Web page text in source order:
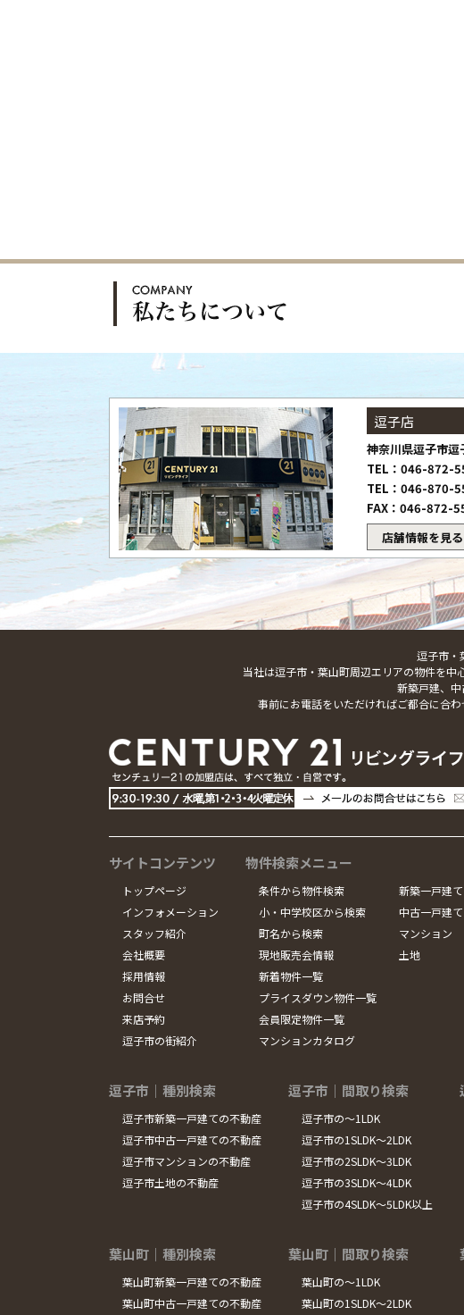
逗子店
神奈川県逗子市
TEL：046-872-
TEL：046-870-
FAX：046-872-
店舗情報を見る
逗子市・
当社は逗子市・葉山町周辺エリアの物件を中
新築戸建、中
事前にお電話をいただければご都合に合
サイトコンテンツ
トップページ
インフォメーション
スタッフ紹介
会社概要
採用情報
お問合せ
来店予約
逗子市の街紹介
物件検索メニュー
条件から物件検索
小・中学校区から検索
町名から検索
現地販売会情報
新着物件一覧
プライスダウン物件一覧
会員限定物件一覧
マンションカタログ
新築一戸建て
中古一戸建て
マンション
土地
逗子市｜種別検索
逗子市新築一戸建ての不動産
逗子市中古一戸建ての不動産
逗子市マンションの不動産
逗子市土地の不動産
逗子市｜間取り検索
逗子市の～1LDK
逗子市の1SLDK～2LDK
逗子市の2SLDK～3LDK
逗子市の3SLDK～4LDK
逗子市の4SLDK～5LDK以上
葉山町｜種別検索
葉山町新築一戸建ての不動産
葉山町中古一戸建ての不動産
葉山町｜間取り検索
葉山町の～1LDK
葉山町の1SLDK～2LDK